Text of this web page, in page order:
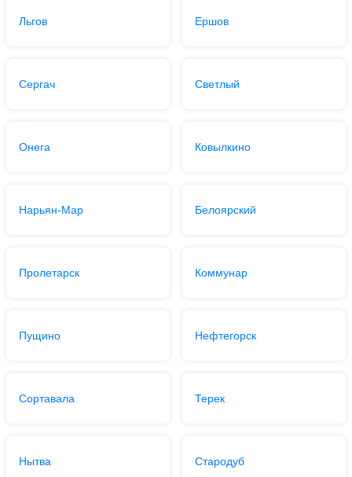
Льгов Ершов
Сергач Светлый
Онега Ковылкино
Нарьян-Мар Белоярский
Пролетарск Коммунар
Пущино Нефтегорск
Сортавала Терек
Нытва Стародуб